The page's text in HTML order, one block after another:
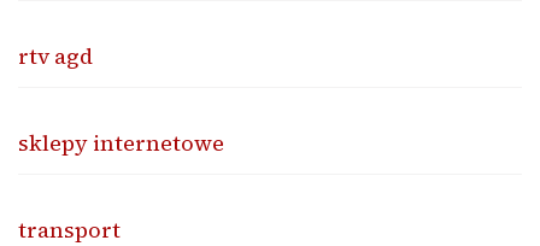
rtv agd
sklepy internetowe
transport